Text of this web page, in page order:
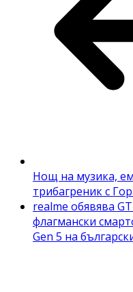
Нощ на музика,
трибагреник с
realme обявява
флагмански
Gen 5 на